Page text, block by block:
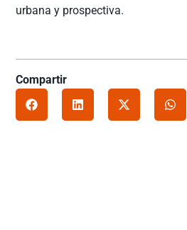
urbana y prospectiva.
Compartir